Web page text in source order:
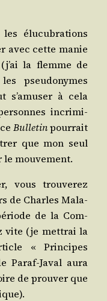
élu­cu­bra­tions
avec cette manie
la flemme de
pseu­do­nymes
s’amuser à cela
incri­mi­
Bul­le­tinpour­rait
que mon seul
le mouvement.
vous trou­ve­rez
de Charles Mala­
de la Com­
vite (je met­trai la
« Prin­cipes
Paraf-Javal aura
de prou­ver que